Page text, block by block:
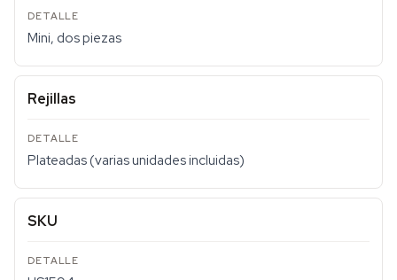
Mini, dos piezas
Rejillas
Plateadas (varias unidades incluidas)
SKU